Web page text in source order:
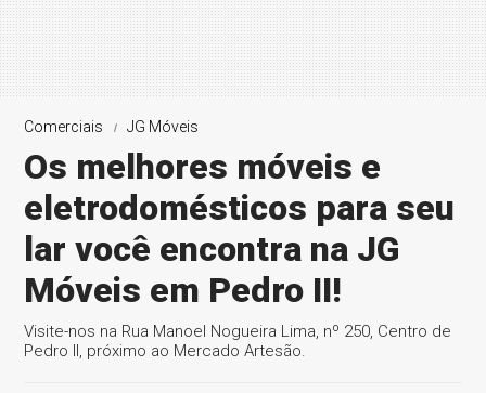
Comerciais JG Móveis
Os melhores móveis e
eletrodomésticos para seu
lar você encontra na JG
Móveis em Pedro II!
Visite-nos na Rua Manoel Nogueira Lima, nº 250, Centro de
Pedro II, próximo ao Mercado Artesão.